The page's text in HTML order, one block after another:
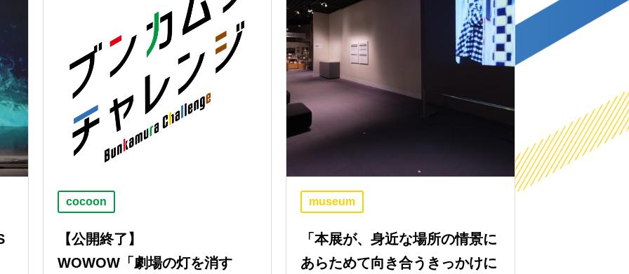
cocoon
【公開終了】
WOWOW「劇場の灯を消す
museum
「本展が、身近な場所の情景に
あらためて向き合うきっかけに